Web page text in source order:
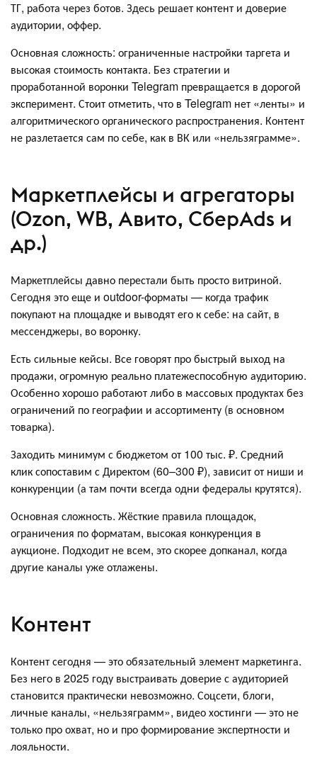
ТГ, работа через ботов. Здесь решает контент и доверие
аудитории, оффер.
Основная сложность: ограниченные настройки таргета и
высокая стоимость контакта. Без стратегии и
проработанной воронки Telegram превращается в дорогой
эксперимент. Стоит отметить, что в Telegram нет «ленты» и
алгоритмического органического распространения. Контент
не разлетается сам по себе, как в ВК или «нельзяграмме».
Маркетплейсы и агрегаторы
(Ozon, WB, Авито, СберAds и
др.)
Маркетплейсы давно перестали быть просто витриной.
Сегодня это еще и outdoor-форматы — когда трафик
покупают на площадке и выводят его к себе: на сайт, в
мессенджеры, во воронку.
Есть сильные кейсы. Все говорят про быстрый выход на
продажи, огромную реально платежеспособную аудиторию.
Особенно хорошо работают либо в массовых продуктах без
ограничений по географии и ассортименту (в основном
товарка).
Заходить минимум с бюджетом от 100 тыс. ₽. Средний
клик сопоставим с Директом (60–300 ₽), зависит от ниши и
конкуренции (а там почти всегда одни федералы крутятся).
Основная сложность. Жёсткие правила площадок,
ограничения по форматам, высокая конкуренция в
аукционе. Подходит не всем, это скорее допканал, когда
другие каналы уже отлажены.
Контент
Контент сегодня — это обязательный элемент маркетинга.
Без него в 2025 году выстраивать доверие с аудиторией
становится практически невозможно. Соцсети, блоги,
личные каналы, «нельзяграмм», видео хостинги — это не
только про охват, но и про формирование экспертности и
лояльности.